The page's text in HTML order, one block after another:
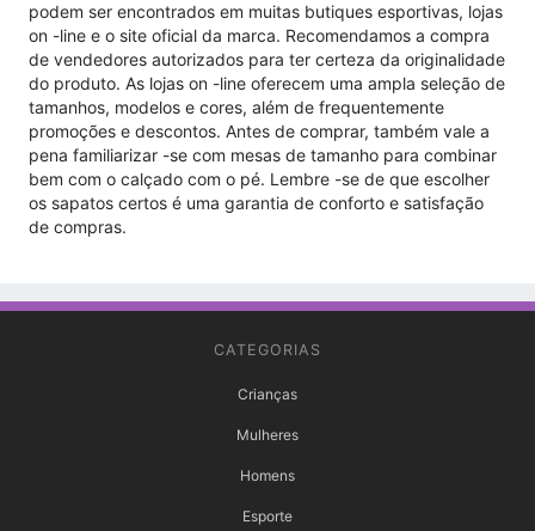
podem ser encontrados em muitas butiques esportivas, lojas
on -line e o site oficial da marca. Recomendamos a compra
de vendedores autorizados para ter certeza da originalidade
do produto. As lojas on -line oferecem uma ampla seleção de
tamanhos, modelos e cores, além de frequentemente
promoções e descontos. Antes de comprar, também vale a
pena familiarizar -se com mesas de tamanho para combinar
bem com o calçado com o pé. Lembre -se de que escolher
os sapatos certos é uma garantia de conforto e satisfação
de compras.
CATEGORIAS
Crianças
Mulheres
Homens
Esporte